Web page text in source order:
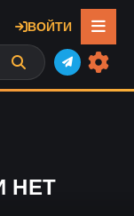
ВОЙТИ
НЕТ